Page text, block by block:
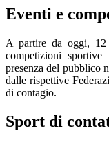
Eventi e
A partire da oggi,
competizioni
presenza del pubblico
dalle rispettive
di contagio.
Sport di